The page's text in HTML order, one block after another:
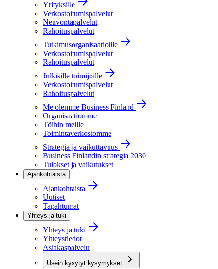
Yrityksille
Verkostoitumispalvelut
Neuvontapalvelut
Rahoituspalvelut
Tutkimusorganisaatioille
Verkostoitumispalvelut
Rahoituspalvelut
Julkisille toimijoille
Verkostoitumispalvelut
Rahoituspalvelut
Me olemme Business Finland
Organisaatiomme
Töihin meille
Toimintaverkostomme
Strategia ja vaikuttavuus
Business Finlandin strategia 2030
Tulokset ja vaikutukset
Ajankohtaista
Ajankohtaista
Uutiset
Tapahtumat
Yhteys ja tuki
Yhteys ja tuki
Yhteystiedot
Asiakaspalvelu
Usein kysytyt kysymykset